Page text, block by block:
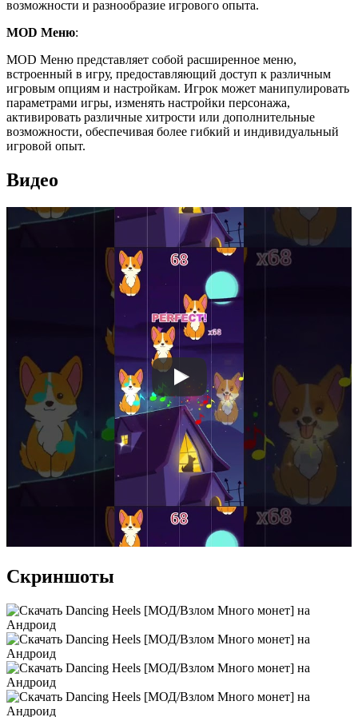
возможности и разнообразие игрового опыта.
MOD Меню:
MOD Меню представляет собой расширенное меню,
встроенный в игру, предоставляющий доступ к различным
игровым опциям и настройкам. Игрок может манипулировать
параметрами игры, изменять настройки персонажа,
активировать различные хитрости или дополнительные
возможности, обеспечивая более гибкий и индивидуальный
игровой опыт.
Видео
Скриншоты